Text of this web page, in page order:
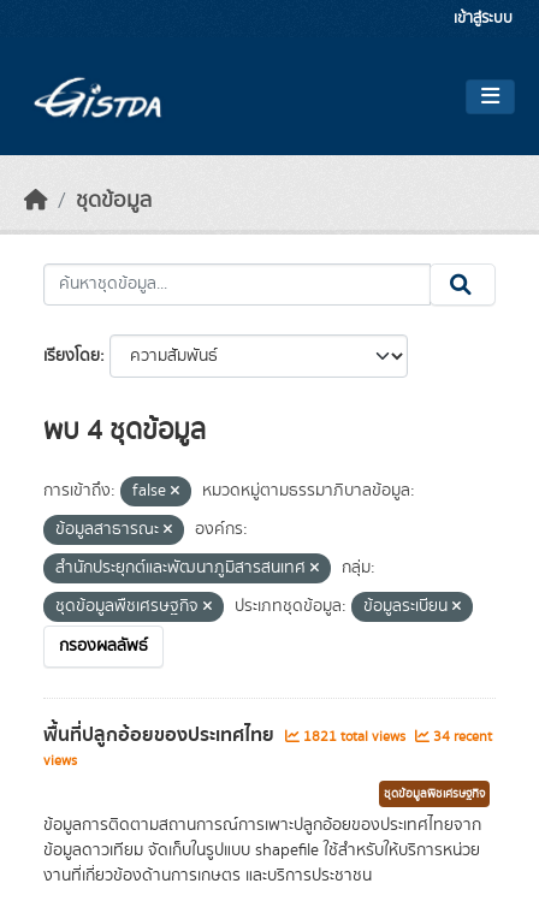
เข้าสู่ระบบ
ชุดข้อมูล
เรียงโดย
พบ 4 ชุดข้อมูล
การเข้าถึง: false
หมวดหมู่ตามธรรมาภิบาลข้อมูล:
ข้อมูลสาธารณะ
องค์กร:
สำนักประยุกต์และพัฒนาภูมิสารสนเทศ
กลุ่ม:
ชุดข้อมูลพืชเศรษฐกิจ
ประเภทชุดข้อมูล:
ข้อมูลระเบียน
กรองผลลัพธ์
พื้นที่ปลูกอ้อยของประเทศไทย 1821 total views
34 recent
views
ชุดข้อมูลพืชเศรษฐกิจ
ข้อมูลการติดตามสถานการณ์การเพาะปลูกอ้อยของประเทศไทยจาก
ข้อมูลดาวเทียม จัดเก็บในรูปแบบ shapefile ใช้สำหรับให้บริการหน่วย
งานที่เกี่ยวข้องด้านการเกษตร และบริการประชาชน